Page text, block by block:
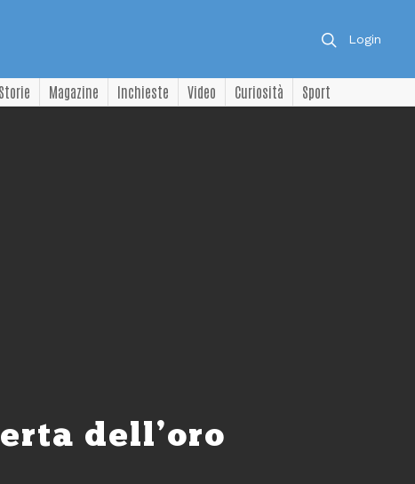
Login
Storie Magazine Inchieste Video Curiosità
Sport
dell’oro